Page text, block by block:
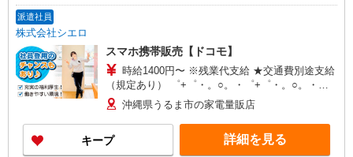
派遣社員
株式会社シエロ
スマホ携帯販売【ドコモ】
時給1400円〜 ※残業代支給 ★交通費別途支給
（規定あり） ゜+゜・。○。・゜+゜・。○。・゜
+゜ 入社祝い金10万円支給(規定有) お友達を紹介
頂くと, インセンティブ支給(規定有) ★月2回払
い・週払い可能（規程有）★ ゜・。○。・゜
+゜・。○。・゜+゜
沖縄県うるま市の家電量販店
キープ 詳細を見る